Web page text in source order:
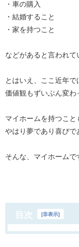
・車の購入
・結婚すること
・家を持つこと
などがあると言われて
とはいえ、ここ近年で
価値観もずいぶん変わ
マイホームを持つこと
やはり夢であり喜びで
そんな、マイホームで
目次 [非表示]